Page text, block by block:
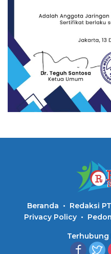
Beranda
Redaksi
Privacy Policy
Terhubung